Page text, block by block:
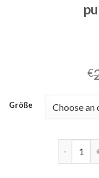
€
Größe